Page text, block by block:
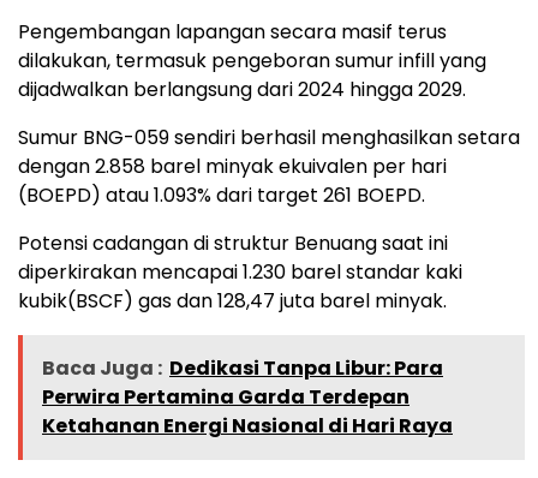
Pengembangan lapangan secara masif terus
dilakukan, termasuk pengeboran sumur infill yang
dijadwalkan berlangsung dari 2024 hingga 2029.
Sumur BNG-059 sendiri berhasil menghasilkan setara
dengan 2.858 barel minyak ekuivalen per hari
(BOEPD) atau 1.093% dari target 261 BOEPD.
Potensi cadangan di struktur Benuang saat ini
diperkirakan mencapai 1.230 barel standar kaki
kubik(BSCF) gas dan 128,47 juta barel minyak.
Baca Juga : Dedikasi Tanpa Libur: Para
Perwira Pertamina Garda Terdepan
Ketahanan Energi Nasional di Hari Raya